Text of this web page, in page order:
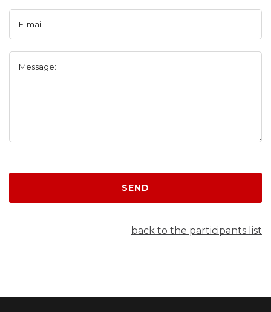
E-mail:
Message:
SEND
back to the participants list